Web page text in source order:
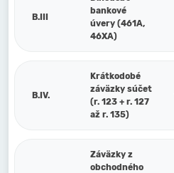
B.III
bankové
úvery (461A,
46XA)
B.IV.
Krátkodobé
záväzky súčet
(r. 123 + r. 127
až r. 135)
Záväzky z
obchodného